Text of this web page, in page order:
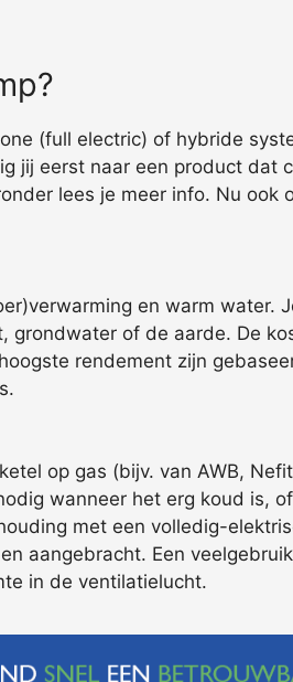
(full electric) of hybride
jij eerst naar een product dat
lees je meer info. Nu ook
en warm water.
grondwater of de aarde. De
rendement zijn
op gas (bijv. van AWB,
wanneer het erg koud is,
met een volledig-
aangebracht. Een
in de ventilatielucht.